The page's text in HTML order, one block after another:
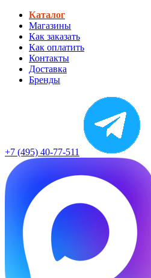
Каталог
Магазины
Как заказать
Как оплатить
Контакты
Доставка
Бренды
+7 (495) 40-77-511